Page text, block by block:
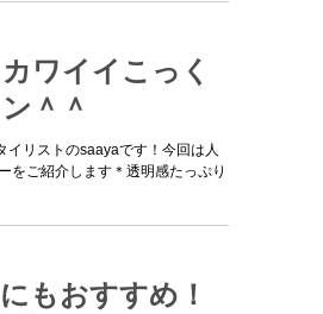
ワイイこっく
＾＾
イリストのsaayaです！今回は人
をご紹介します＊透明感たっぷり
もおすすめ！